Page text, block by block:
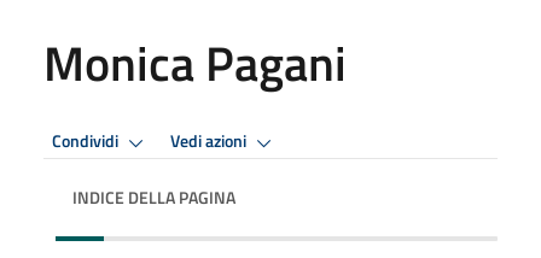
Monica Pagani
Condividi Vedi azioni
INDICE DELLA PAGINA